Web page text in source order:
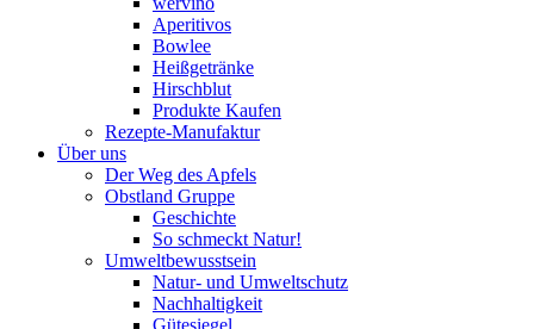
Aperitivos
Bowlee
Heißgetränke
Hirschblut
Produkte Kaufen
Rezepte-Manufaktur
Über uns
Der Weg des Apfels
Obstland Gruppe
Geschichte
So schmeckt Natur!
Umweltbewusstsein
Natur- und Umweltschutz
Nachhaltigkeit
Gütesiegel